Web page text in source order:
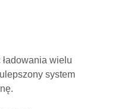
wielu
system